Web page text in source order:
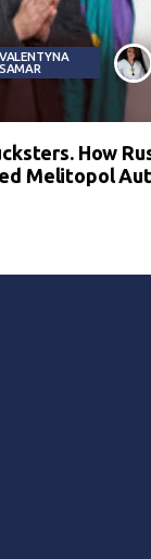
VALENTYNA
SAMAR
How
Melitopol